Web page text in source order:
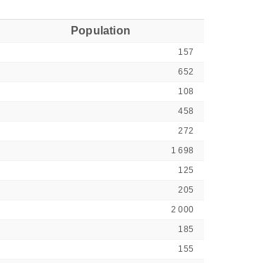
Population
157
652
108
458
272
1 698
125
205
2 000
185
155